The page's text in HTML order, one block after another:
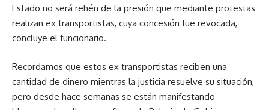
Estado no será rehén de la presión que mediante protestas
realizan ex transportistas, cuya concesión fue revocada,
concluye el funcionario.
Recordamos que estos ex transportistas reciben una
cantidad de dinero mientras la justicia resuelve su situación,
pero desde hace semanas se están manifestando